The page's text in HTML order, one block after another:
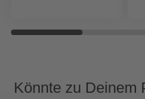
Könnte zu Deinem